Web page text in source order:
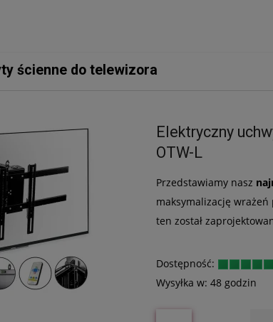
ścienne do telewizora
Elektryczny
OTW-L
Przedstawiamy nasz
maksymalizację
ten został
Dostępność:
Wysyłka w: 48 godzin